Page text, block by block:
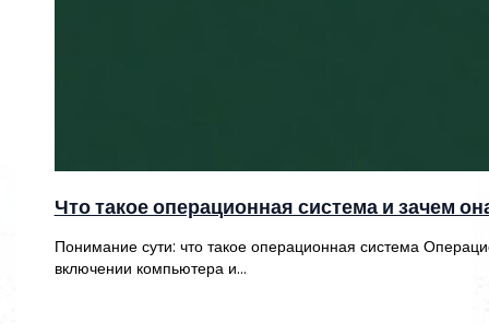
Что такое операционная система и зачем
Понимание сути: что такое операционная система
включении компьютера и…